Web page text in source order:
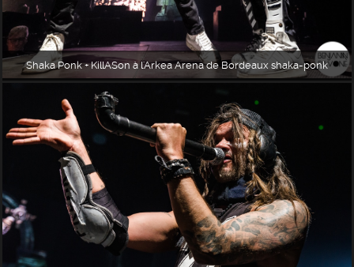
Shaka Ponk + KillASon à l'Arkea Arena de Bordeaux shaka-ponk